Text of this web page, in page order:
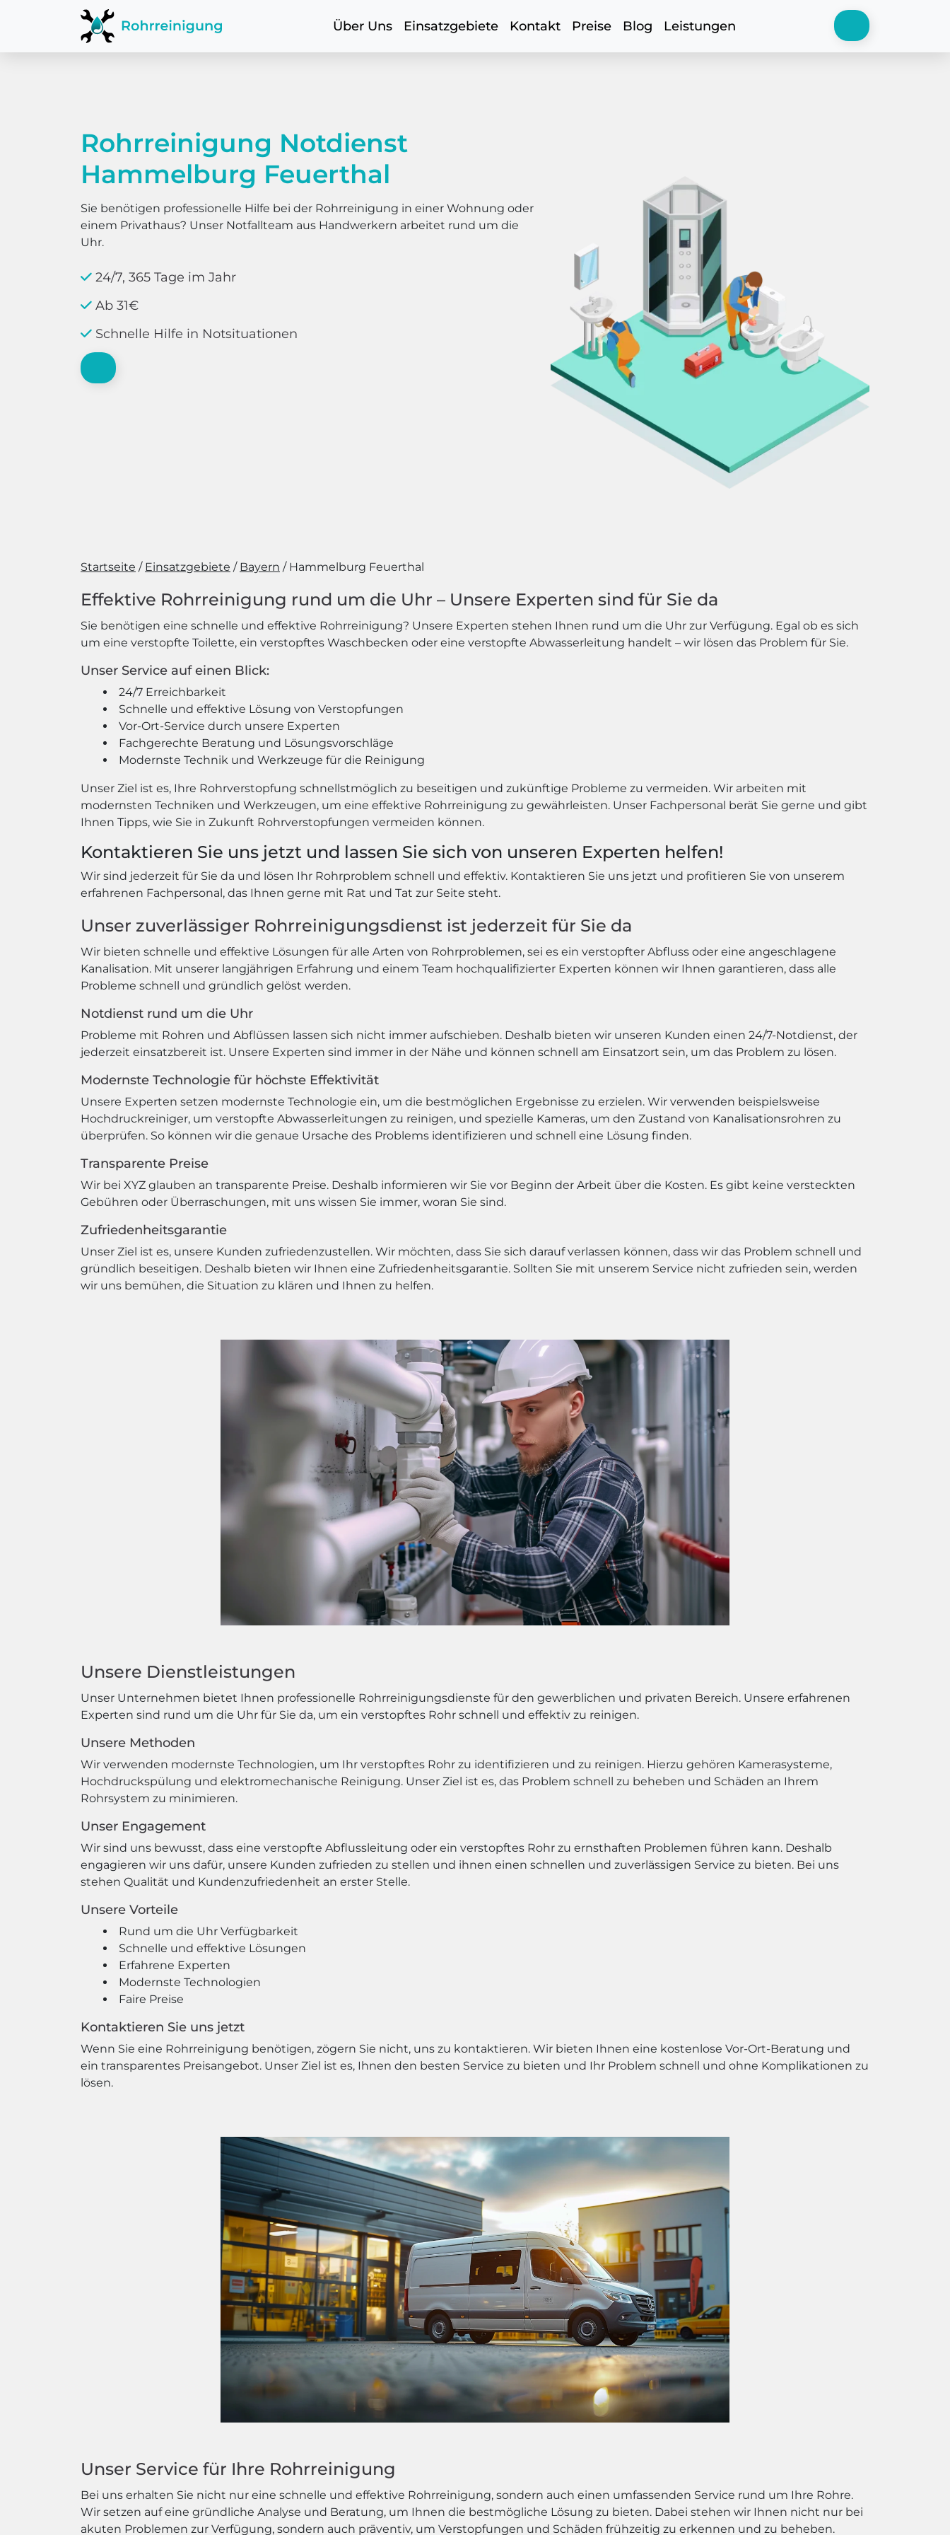
Über Uns Einsatzgebiete Kontakt Preise Blog Leistungen
Rohrreinigung Notdienst
Hammelburg Feuerthal
Sie benötigen professionelle Hilfe bei der Rohrreinigung in einer Wohnung oder
einem Privathaus? Unser Notfallteam aus Handwerkern arbeitet rund um die
Uhr.
24/7, 365 Tage im Jahr
Ab 31€
Schnelle Hilfe in Notsituationen
Startseite Einsatzgebiete Bayern Hammelburg Feuerthal
Effektive Rohrreinigung rund um die Uhr – Unsere Experten sind für Sie da
Sie benötigen eine schnelle und effektive Rohrreinigung? Unsere Experten stehen Ihnen rund um die Uhr zur Verfügung. Egal ob es sich
um eine verstopfte Toilette, ein verstopftes Waschbecken oder eine verstopfte Abwasserleitung handelt – wir lösen das Problem für Sie.
Unser Service auf einen Blick:
24/7 Erreichbarkeit
Schnelle und effektive Lösung von Verstopfungen
Vor-Ort-Service durch unsere Experten
Fachgerechte Beratung und Lösungsvorschläge
Modernste Technik und Werkzeuge für die Reinigung
Unser Ziel ist es, Ihre Rohrverstopfung schnellstmöglich zu beseitigen und zukünftige Probleme zu vermeiden. Wir arbeiten mit
modernsten Techniken und Werkzeugen, um eine effektive Rohrreinigung zu gewährleisten. Unser Fachpersonal berät Sie gerne und gibt
Ihnen Tipps, wie Sie in Zukunft Rohrverstopfungen vermeiden können.
Kontaktieren Sie uns jetzt und lassen Sie sich von unseren Experten helfen!
Wir sind jederzeit für Sie da und lösen Ihr Rohrproblem schnell und effektiv. Kontaktieren Sie uns jetzt und profitieren Sie von unserem
erfahrenen Fachpersonal, das Ihnen gerne mit Rat und Tat zur Seite steht.
Unser zuverlässiger Rohrreinigungsdienst ist jederzeit für Sie da
Wir bieten schnelle und effektive Lösungen für alle Arten von Rohrproblemen, sei es ein verstopfter Abfluss oder eine angeschlagene
Kanalisation. Mit unserer langjährigen Erfahrung und einem Team hochqualifizierter Experten können wir Ihnen garantieren, dass alle
Probleme schnell und gründlich gelöst werden.
Notdienst rund um die Uhr
Probleme mit Rohren und Abflüssen lassen sich nicht immer aufschieben. Deshalb bieten wir unseren Kunden einen 24/7-Notdienst, der
jederzeit einsatzbereit ist. Unsere Experten sind immer in der Nähe und können schnell am Einsatzort sein, um das Problem zu lösen.
Modernste Technologie für höchste Effektivität
Unsere Experten setzen modernste Technologie ein, um die bestmöglichen Ergebnisse zu erzielen. Wir verwenden beispielsweise
Hochdruckreiniger, um verstopfte Abwasserleitungen zu reinigen, und spezielle Kameras, um den Zustand von Kanalisationsrohren zu
überprüfen. So können wir die genaue Ursache des Problems identifizieren und schnell eine Lösung finden.
Transparente Preise
Wir bei XYZ glauben an transparente Preise. Deshalb informieren wir Sie vor Beginn der Arbeit über die Kosten. Es gibt keine versteckten
Gebühren oder Überraschungen, mit uns wissen Sie immer, woran Sie sind.
Zufriedenheitsgarantie
Unser Ziel ist es, unsere Kunden zufriedenzustellen. Wir möchten, dass Sie sich darauf verlassen können, dass wir das Problem schnell und
gründlich beseitigen. Deshalb bieten wir Ihnen eine Zufriedenheitsgarantie. Sollten Sie mit unserem Service nicht zufrieden sein, werden
wir uns bemühen, die Situation zu klären und Ihnen zu helfen.
Unsere Dienstleistungen
Unser Unternehmen bietet Ihnen professionelle Rohrreinigungsdienste für den gewerblichen und privaten Bereich. Unsere erfahrenen
Experten sind rund um die Uhr für Sie da, um ein verstopftes Rohr schnell und effektiv zu reinigen.
Unsere Methoden
Wir verwenden modernste Technologien, um Ihr verstopftes Rohr zu identifizieren und zu reinigen. Hierzu gehören Kamerasysteme,
Hochdruckspülung und elektromechanische Reinigung. Unser Ziel ist es, das Problem schnell zu beheben und Schäden an Ihrem
Rohrsystem zu minimieren.
Unser Engagement
Wir sind uns bewusst, dass eine verstopfte Abflussleitung oder ein verstopftes Rohr zu ernsthaften Problemen führen kann. Deshalb
engagieren wir uns dafür, unsere Kunden zufrieden zu stellen und ihnen einen schnellen und zuverlässigen Service zu bieten. Bei uns
stehen Qualität und Kundenzufriedenheit an erster Stelle.
Unsere Vorteile
Rund um die Uhr Verfügbarkeit
Schnelle und effektive Lösungen
Erfahrene Experten
Modernste Technologien
Faire Preise
Kontaktieren Sie uns jetzt
Wenn Sie eine Rohrreinigung benötigen, zögern Sie nicht, uns zu kontaktieren. Wir bieten Ihnen eine kostenlose Vor-Ort-Beratung und
ein transparentes Preisangebot. Unser Ziel ist es, Ihnen den besten Service zu bieten und Ihr Problem schnell und ohne Komplikationen zu
lösen.
Unser Service für Ihre Rohrreinigung
Bei uns erhalten Sie nicht nur eine schnelle und effektive Rohrreinigung, sondern auch einen umfassenden Service rund um Ihre Rohre.
Wir setzen auf eine gründliche Analyse und Beratung, um Ihnen die bestmögliche Lösung zu bieten. Dabei stehen wir Ihnen nicht nur bei
akuten Problemen zur Verfügung, sondern auch präventiv, um Verstopfungen und Schäden frühzeitig zu erkennen und zu beheben.